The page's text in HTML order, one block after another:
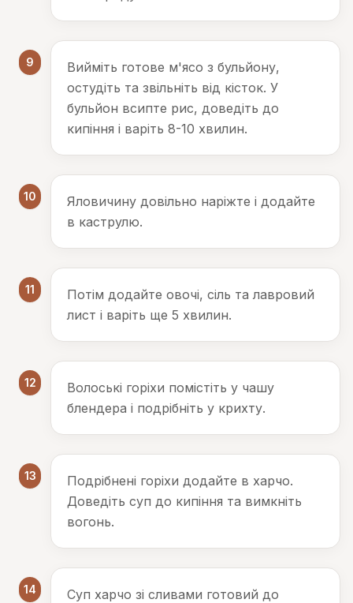
9
Вийміть готове м'ясо з бульйону,
остудіть та звільніть від кісток. У
бульйон всипте рис, доведіть до
кипіння і варіть 8-10 хвилин.
10
Яловичину довільно наріжте і додайте
в каструлю.
11
Потім додайте овочі, сіль та лавровий
лист і варіть ще 5 хвилин.
12
Волоські горіхи помістіть у чашу
блендера і подрібніть у крихту.
13
Подрібнені горіхи додайте в харчо.
Доведіть суп до кипіння та вимкніть
вогонь.
14
Суп харчо зі сливами готовий до